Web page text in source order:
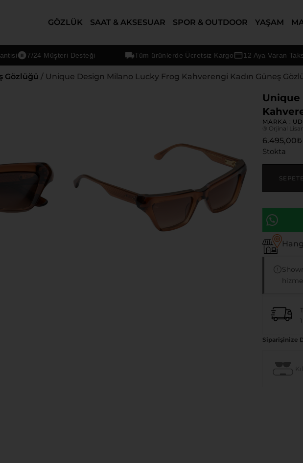
GÖZLÜK SAAT & AKSESUAR SPOR & OUTDOOR YAŞAM
7/24 Müşteri Desteği Tüm ürünlerde Ücretsiz Kargo 12 Aya Varan Taksit
Gözlüğü / Unique Design Milano Lucky Frog Kahverengi Kadın Güneş
Unique
MARKA :
® Orjinal
6.495,00₺
Stokta
Siparişinize